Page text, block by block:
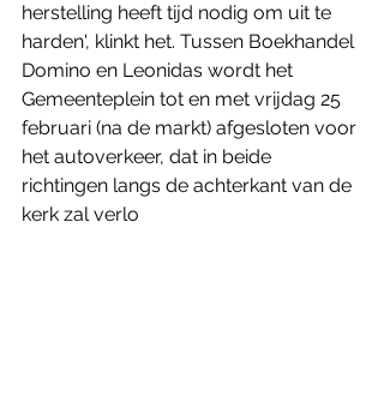
herstelling heeft tijd nodig om uit te
harden', klinkt het. Tussen Boekhandel
Domino en Leonidas wordt het
Gemeenteplein tot en met vrijdag 25
februari (na de markt) afgesloten voor
het autoverkeer, dat in beide
richtingen langs de achterkant van de
kerk zal verlo